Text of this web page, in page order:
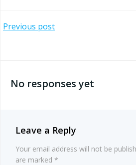
Post
Previous post
navigation
No responses yet
Leave a Reply
Your email address will not be
are marked *